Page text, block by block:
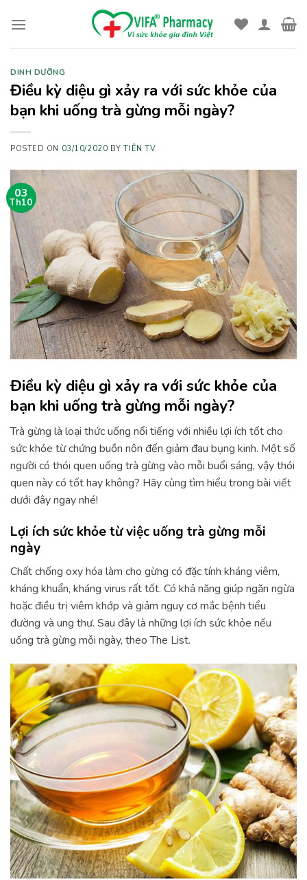
DINH DƯỠNG
Điều kỳ diệu gì xảy ra với sức khỏe của
bạn khi uống trà gừng mỗi ngày?
POSTED ON 03/10/2020 BYTIÊN TV
03
Th10
Điều kỳ diệu gì xảy ra với sức khỏe của
bạn khi uống trà gừng mỗi ngày?
Trà gừng là loại thức uống nổi tiếng với nhiều lợi ích tốt cho
sức khỏe từ chứng buồn nôn đến giảm đau bụng kinh. Một số
người có thói quen uống trà gừng vào mỗi buổi sáng, vậy thói
quen này có tốt hay không? Hãy cùng tìm hiểu trong bài viết
dưới đây ngay nhé!
Lợi ích sức khỏe từ việc uống trà gừng mỗi
ngày
Chất chống oxy hóa làm cho gừng có đặc tính kháng viêm,
kháng khuẩn, kháng virus rất tốt. Có khả năng giúp ngăn ngừa
hoặc điều trị viêm khớp và giảm nguy cơ mắc bệnh tiểu
đường và ung thư. Sau đây là những lợi ích sức khỏe nếu
uống trà gừng mỗi ngày, theo The List.